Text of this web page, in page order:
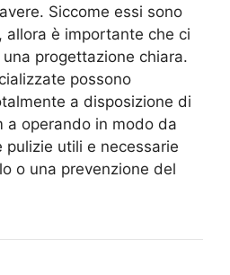
Siccome essi sono
allora è importante che ci
progettazione chiara.
possono
a disposizione di
a operando in modo da
pulizie utili e necessarie
o una prevenzione del